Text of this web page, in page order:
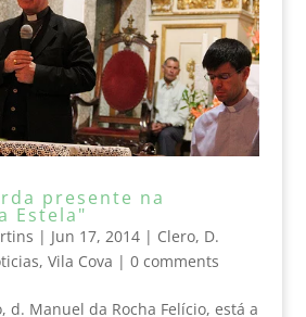
presente na
Estela"
| Jun 17, 2014| Clero, D.
, Vila Cova | 0 comments
d. Manuel da Rocha Felício, está a